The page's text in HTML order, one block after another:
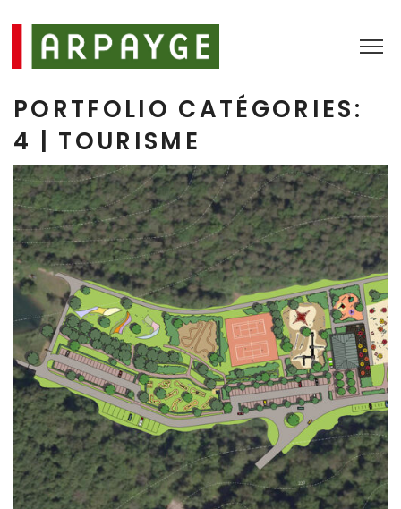
4 | TOURISME
4 | Tourisme